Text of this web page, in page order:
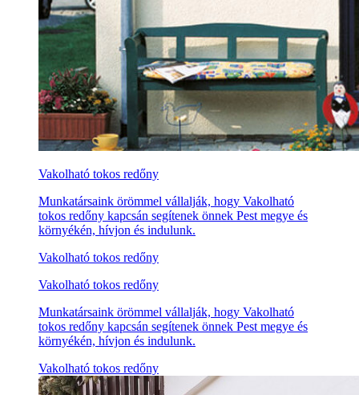
Vakolható tokos redőny
Munkatársaink örömmel vállalják, hogy Vakolható
tokos redőny kapcsán segítenek önnek Pest megye és
környékén, hívjon és indulunk.
Vakolható tokos redőny
Vakolható tokos redőny
Munkatársaink örömmel vállalják, hogy Vakolható
tokos redőny kapcsán segítenek önnek Pest megye és
környékén, hívjon és indulunk.
Vakolható tokos redőny